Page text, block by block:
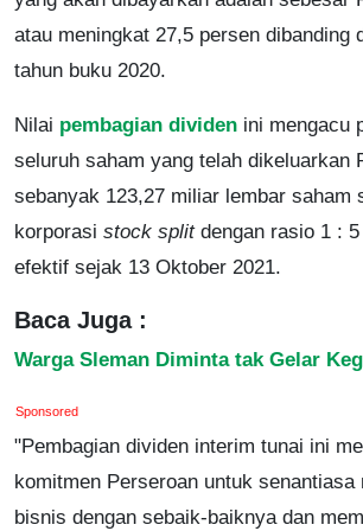
atau meningkat 27,5 persen dibanding
tahun buku 2020.
Nilai pembagian dividen ini mengacu
seluruh saham yang telah dikeluarkan
sebanyak 123,27 miliar lembar saham
korporasi stock splitdengan rasio 1 :
efektif sejak 13 Oktober 2021.
Baca Juga :
Warga Sleman Diminta tak Gelar
Sponsored
"Pembagian dividen interim tunai ini
komitmen Perseroan untuk senantiasa
bisnis dengan sebaik-baiknya dan